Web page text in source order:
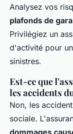
Analysez vos
plafonds de
Privilégiez un
d'activité pour
sinistres.
Est-ce que
les accidents
Non, les
sociale.
dommages